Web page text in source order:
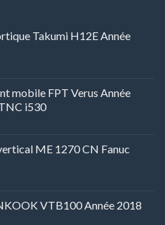
Takumi H12E Année
mobile FPT Verus Année
i530
ME 1270 CN Fanuc
VTB100 Année 2018